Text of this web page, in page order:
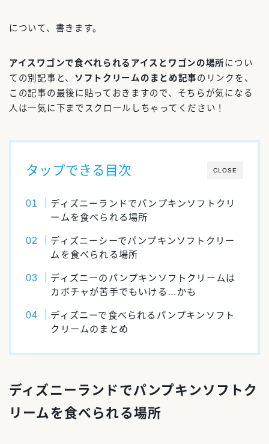
について、書きます。
アイスワゴンで食べれられるアイスとワゴンの場所につい
ての別記事と、 ソフトクリームのまとめ記事のリンクを、
この記事の最後に貼っておきますので、そちらが気になる
人は一気に下までスクロールしちゃってください！
CLOSE
タップできる目次
ディズニーランドでパンプキンソフトクリ
ームを食べられる場所
ディズニーシーでパンプキンソフトクリー
ムを食べられる場所
ディズニーのパンプキンソフトクリームは
カボチャが苦手でもいける…かも
ディズニーで食べられるパンプキンソフト
クリームのまとめ
ディズニーランドでパンプキンソフトク
リームを食べられる場所